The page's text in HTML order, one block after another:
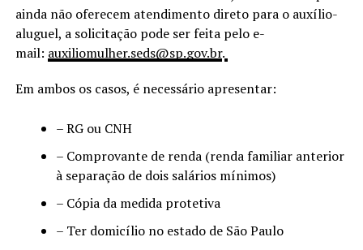
ainda não oferecem atendimento direto para o auxílio-
aluguel, a solicitação pode ser feita pelo e-
mail: auxiliomulher.seds@sp.gov.br.
Em ambos os casos, é necessário apresentar:
– RG ou CNH
– Comprovante de renda (renda familiar anterior
à separação de dois salários mínimos)
– Cópia da medida protetiva
– Ter domicílio no estado de São Paulo